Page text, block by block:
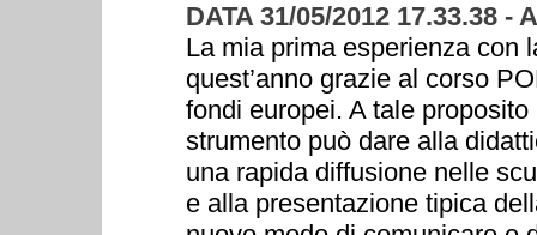
DATA 31/05/2012 17.33.38 -
La mia prima esperienza con
quest’anno grazie al corso
fondi europei. A tale
strumento può dare alla
una rapida diffusione nelle
e alla presentazione tipica